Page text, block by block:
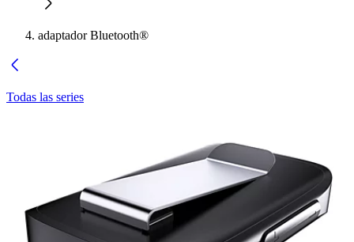
adaptador Bluetooth®
Todas las series